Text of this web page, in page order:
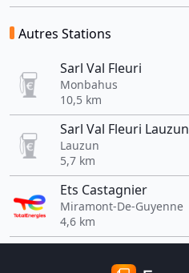
Autres Stations
Sarl Val Fleuri
Monbahus
10,5 km
Sarl Val Fleuri Lauzun
Lauzun
5,7 km
Ets Castagnier
Miramont-De-Guyenne
4,6 km